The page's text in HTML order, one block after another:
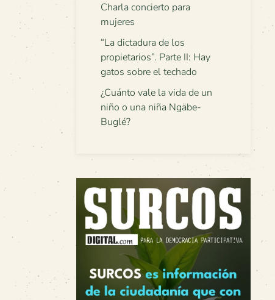
Charla concierto para
mujeres
“La dictadura de los
propietarios”. Parte II: Hay
gatos sobre el techado
¿Cuánto vale la vida de un
niño o una niña Ngäbe-
Buglé?